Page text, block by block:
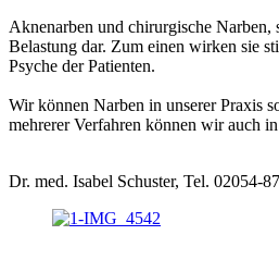
Aknenarben und chirurgische Narben,
Belastung dar. Zum einen wirken sie
Psyche der Patienten.
Wir können Narben in unserer Praxis
mehrerer Verfahren können wir auch
Dr. med. Isabel Schuster, Tel. 02054-